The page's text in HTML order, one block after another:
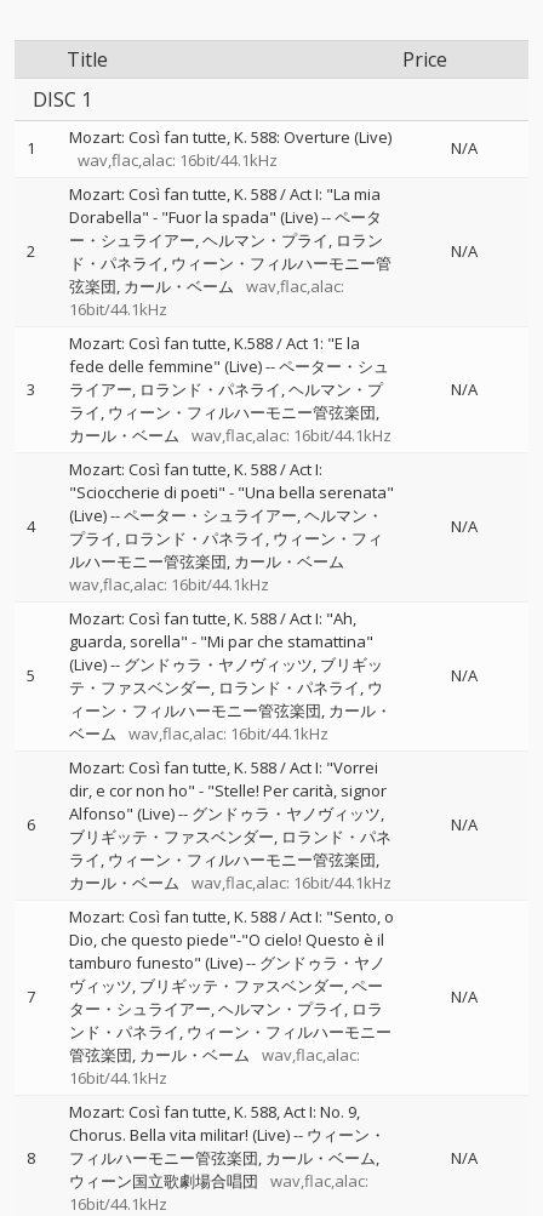
Title
Price
DISC 1
1
Mozart: Così fan tutte, K. 588: Overture (Live)
wav,flac,alac: 16bit/44.1kHz
N/A
2
Mozart: Così fan tutte, K. 588 / Act I: "La mia
Dorabella" - "Fuor la spada" (Live)--ペータ
ー・シュライアー ヘルマン・プライ ロラン
ド・パネライ ウィーン・フィルハーモニー管
弦楽団 カール・ベーム
wav,flac,alac:
16bit/44.1kHz
N/A
3
Mozart: Così fan tutte, K.588 / Act 1: "E la
fede delle femmine" (Live)--ペーター・シュ
ライアー ロランド・パネライ ヘルマン・プ
ライ ウィーン・フィルハーモニー管弦楽団
カール・ベーム
wav,flac,alac: 16bit/44.1kHz
N/A
4
Mozart: Così fan tutte, K. 588 / Act I:
"Scioccherie di poeti" - "Una bella serenata"
(Live)--ペーター・シュライアー ヘルマン・
プライ ロランド・パネライ ウィーン・フィ
ルハーモニー管弦楽団 カール・ベーム
wav,flac,alac: 16bit/44.1kHz
N/A
5
Mozart: Così fan tutte, K. 588 / Act I: "Ah,
guarda, sorella" - "Mi par che stamattina"
(Live)-- グンドゥラ・ヤノヴィッツ ブリギッ
テ・ファスベンダー ロランド・パネライ ウ
ィーン・フィルハーモニー管弦楽団 カール・
ベーム
wav,flac,alac: 16bit/44.1kHz
N/A
6
Mozart: Così fan tutte, K. 588 / Act I: "Vorrei
dir, e cor non ho" - "Stelle! Per carità, signor
Alfonso" (Live)-- グンドゥラ・ヤノヴィッツ
ブリギッテ・ファスベンダー ロランド・パネ
ライ ウィーン・フィルハーモニー管弦楽団
カール・ベーム
wav,flac,alac: 16bit/44.1kHz
N/A
7
Mozart: Così fan tutte, K. 588 / Act I: "Sento, o
Dio, che questo piede"-"O cielo! Questo è il
tamburo funesto" (Live)-- グンドゥラ・ヤノ
ヴィッツ ブリギッテ・ファスベンダー ペー
ター・シュライアー ヘルマン・プライ ロラ
ンド・パネライ ウィーン・フィルハーモニー
管弦楽団 カール・ベーム
wav,flac,alac:
16bit/44.1kHz
N/A
8
Mozart: Così fan tutte, K. 588, Act I: No. 9,
Chorus. Bella vita militar! (Live)-- ウィーン・
フィルハーモニー管弦楽団 カール・ベーム
ウィーン国立歌劇場合唱団
wav,flac,alac:
16bit/44.1kHz
N/A